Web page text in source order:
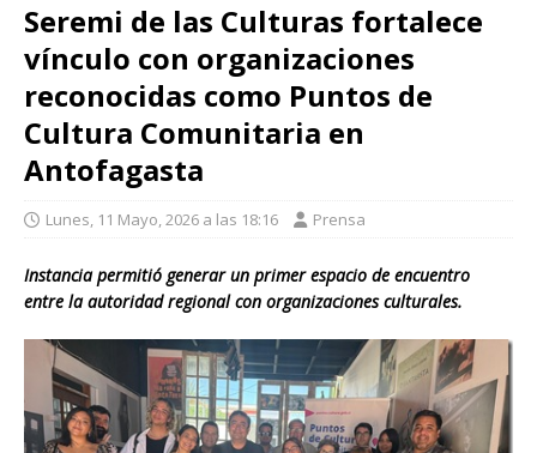
Seremi de las Culturas fortalece
vínculo con organizaciones
reconocidas como Puntos de
Cultura Comunitaria en
Antofagasta
Lunes, 11 Mayo, 2026 a las 18:16 Prensa
Instancia permitió generar un primer espacio de encuentro
entre la autoridad regional con organizaciones culturales.